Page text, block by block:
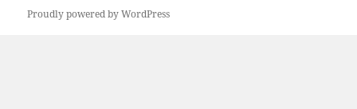
Proudly powered by WordPress